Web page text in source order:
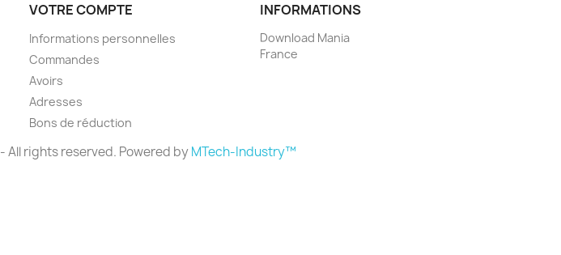
VOTRE COMPTE
Informations personnelles
Commandes
Avoirs
Adresses
Bons de réduction
INFORMATIONS
Download Mania
France
- All rights reserved. Powered byMTech-Industry™